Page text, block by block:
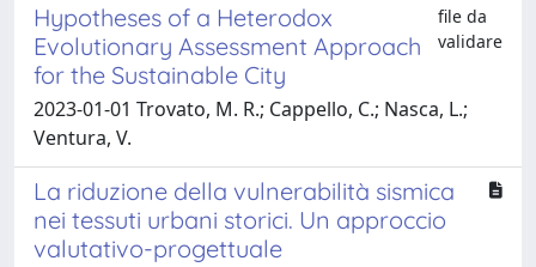
Hypotheses of a Heterodox
Evolutionary Assessment Approach
for the Sustainable City
file da
validare
2023-01-01 Trovato, M. R.; Cappello, C.; Nasca, L.;
Ventura, V.
La riduzione della vulnerabilità sismica
nei tessuti urbani storici. Un approccio
valutativo-progettuale